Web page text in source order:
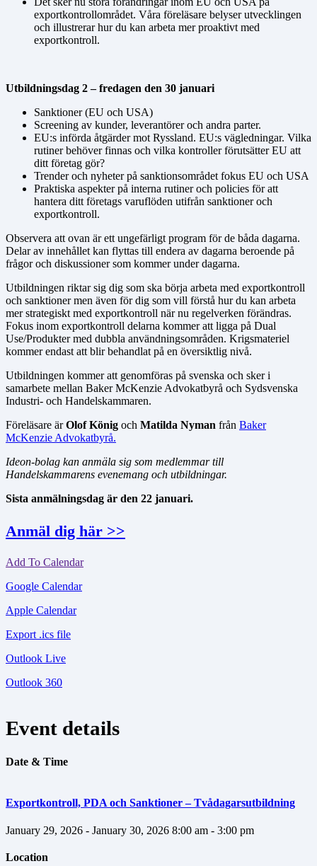
exportkontrollområdet. Våra föreläsare belyser utvecklingen
och illustrerar hur du kan arbeta mer proaktivt med
exportkontroll.
Utbildningsdag 2 – fredagen den 30 januari
Sanktioner (EU och USA)
Screening av kunder, leverantörer och andra parter.
EU:s införda åtgärder mot Ryssland. EU:s vägledningar. Vilka
rutiner behöver finnas och vilka kontroller förutsätter EU att
ditt företag gör?
Trender och nyheter på sanktionsområdet fokus EU och USA
Praktiska aspekter på interna rutiner och policies för att
hantera ditt företags varuflöden utifrån sanktioner och
exportkontroll.
Observera att ovan är ett ungefärligt program för de båda dagarna.
Delar av innehållet kan flyttas till endera av dagarna beroende på
frågor och diskussioner som kommer under dagarna.
Utbildningen riktar sig dig som ska börja arbeta med exportkontroll
och sanktioner men även för dig som vill förstå hur du kan arbeta
mer strategiskt med exportkontroll när nu regelverken förändras.
Fokus inom exportkontroll delarna kommer att ligga på Dual
Use/Produkter med dubbla användningsområden. Krigsmateriel
kommer endast att blir behandlat på en översiktlig nivå.
Utbildningen kommer att genomföras på svenska och sker i
samarbete mellan Baker McKenzie Advokatbyrå och Sydsvenska
Industri- och Handelskammaren.
Föreläsare ärOlof König och Matilda Nyman från Baker
McKenzie Advokatbyrå.
Ideon-bolag kan anmäla sig som medlemmar till
Handelskammarens evenemang och utbildningar.
Sista anmälningsdag är den 22 januari.
Anmäl dig här >>
Add To Calendar
Google Calendar
Apple Calendar
Export .ics file
Outlook Live
Outlook 360
Event details
Date & Time
Exportkontroll, PDA och Sanktioner – Tvådagarsutbildning
January 29, 2026 - January 30, 2026 8:00 am - 3:00 pm
Location